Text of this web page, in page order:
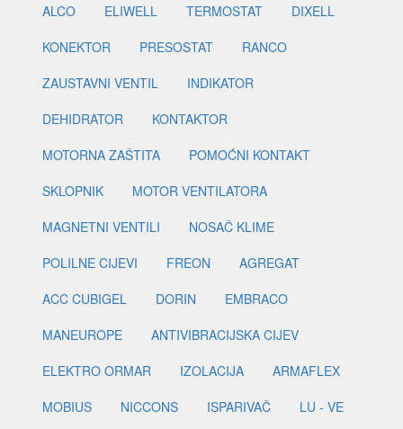
ALCO
ELIWELL TERMOSTAT
DIXELL
KONEKTOR
PRESOSTAT
RANCO
ZAUSTAVNI VENTIL
INDIKATOR
DEHIDRATOR
KONTAKTOR
MOTORNA ZAŠTITA
POMOĆNI KONTAKT
SKLOPNIK
MOTOR VENTILATORA
MAGNETNI VENTILI
NOSAČ KLIME
POLILNE CIJEVI
FREON
AGREGAT
ACC CUBIGEL
DORIN
EMBRACO
MANEUROPE
ANTIVIBRACIJSKA CIJEV
ELEKTRO ORMAR
IZOLACIJA
ARMAFLEX
MOBIUS
NICCONS ISPARIVAČ
LU - VE